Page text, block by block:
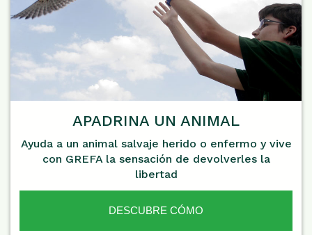
APADRINA UN ANIMAL
Ayuda a un animal salvaje herido o enfermo y vive
con GREFA la sensación de devolverles la
libertad
DESCUBRE CÓMO